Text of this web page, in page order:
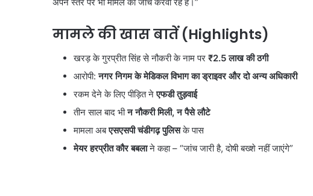
मामले की खास बातें (Highlights)
खरड़ के गुरप्रीत सिंह से नौकरी के नाम पर ₹2.5लाख की ठगी
आरोपी:नगर निगम के मेडिकल विभाग का ड्राइवर और दो अन्य अधिकारी
रकम देने के लिए पीड़ित नेएफडी तुड़वाई
तीन साल बाद भीन नौकरी मिली,न पैसे लौटे
मामला अबएसएसपी चंडीगढ़ पुलिसके पास
मेयर हरप्रीत कौर बबलाने कहा – “जांच जारी है, दोषी बख्शे नहीं जाएंगे”
पर
कार्रवाई,
हाईकोर्ट
August 7, 2026
बेचने वालों पर होगी कार्रवाई, हाईकोर्ट
सख्त